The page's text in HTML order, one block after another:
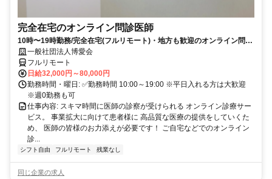
完全在宅のオンライン問診医師
10時〜19時勤務/完全在宅(フルリモート)・地方も歓迎のオンライン問診
業務一般社団法人博愛会
フルリモート
日給32,000円～80,000円
勤務時間・曜日: ✅勤務時間 10:00～19:00 ※平日入れる方は大歓迎
※週0勤務も可
仕事内容: スキマ時間に医師の診察が受けられる オンライン診療サー
ビス。 事業拡大に向けて患者様に 高品質な医療の提供をしていくた
め、 医師の皆様のお力添えが必要です！ ご自宅などでのオンライン
診...
シフト自由 フルリモート 残業なし
同じ企業の求人